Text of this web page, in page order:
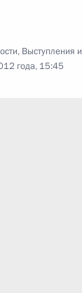
, Выступления
года, 15:45